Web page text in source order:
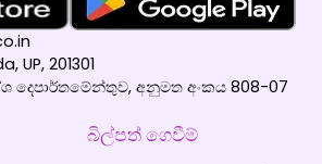
UP, 201301
දෙපාර්තමේන්තුව, අනුමත අංකය 808-07
බිල්පත් ගෙවීම්